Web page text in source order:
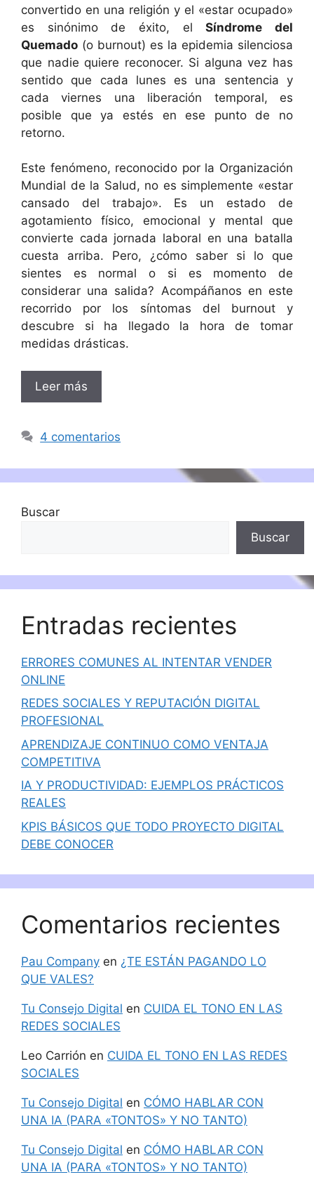
convertido en una religión y el «estar ocupado»
es sinónimo de éxito, elSíndrome del
Quemado (o burnout) es la epidemia silenciosa
que nadie quiere reconocer. Si alguna vez has
sentido que cada lunes es una sentencia y
cada viernes una liberación temporal, es
posible que ya estés en ese punto de no
retorno.
Este fenómeno, reconocido por la Organización
Mundial de la Salud, no es simplemente «estar
cansado del trabajo». Es un estado de
agotamiento físico, emocional y mental que
convierte cada jornada laboral en una batalla
cuesta arriba. Pero, ¿cómo saber si lo que
sientes es normal o si es momento de
considerar una salida? Acompáñanos en este
recorrido por los síntomas del burnout y
descubre si ha llegado la hora de tomar
medidas drásticas.
Leer más
4 comentarios
Buscar
Buscar
Entradas recientes
ERRORES COMUNES AL INTENTAR VENDER
ONLINE
REDES SOCIALES Y REPUTACIÓN DIGITAL
PROFESIONAL
APRENDIZAJE CONTINUO COMO VENTAJA
COMPETITIVA
IA Y PRODUCTIVIDAD: EJEMPLOS PRÁCTICOS
REALES
KPIS BÁSICOS QUE TODO PROYECTO DIGITAL
DEBE CONOCER
Comentarios recientes
Pau Company en ¿TE ESTÁN PAGANDO LO
QUE VALES?
Tu Consejo Digital en CUIDA EL TONO EN LAS
REDES SOCIALES
Leo Carrión en CUIDA EL TONO EN LAS REDES
SOCIALES
Tu Consejo Digital en CÓMO HABLAR CON
UNA IA (PARA «TONTOS» Y NO TANTO)
Tu Consejo Digital en CÓMO HABLAR CON
UNA IA (PARA «TONTOS» Y NO TANTO)